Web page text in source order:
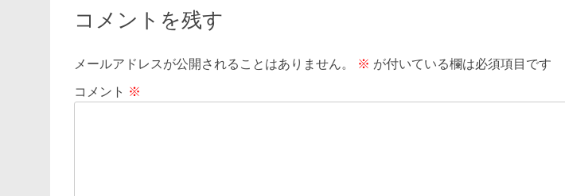
コメントを残す
メールアドレスが公開されることはありません。 ※ が付いている欄は必須項目です
コメント ※